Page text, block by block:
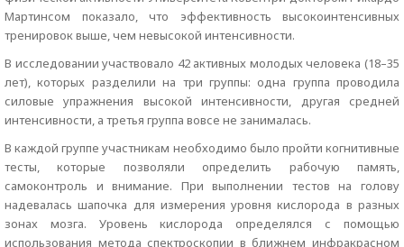
Мартинсом показало, что эффективность высокоинтенсивных
тренировок выше, чем невысокой интенсивности.
В исследовании участвовало 42 активных молодых человека (18–35
лет), которых разделили на три группы: одна группа проводила
силовые упражнения высокой интенсивности, другая средней
интенсивности, а третья группа вовсе не занималась.
В каждой группе участникам необходимо было пройти когнитивные
тесты, которые позволяли определить рабочую память,
самоконтроль и внимание. При выполнении тестов на голову
надевалась шапочка для измерения уровня кислорода в разных
зонах мозга. Уровень кислорода определялся с помощью
использования метода спектроскопии в ближнем инфракрасном